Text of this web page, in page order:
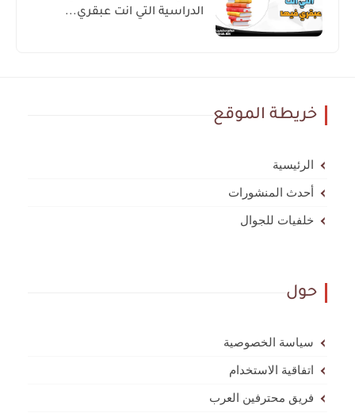
الدراسية التي انت عبقري...
خريطة الموقع
الرئيسية
أحدث المنشورات
خلفيات للجوال
حول
سياسة الخصوصية
اتفاقية الاستخدام
فريق محترفين العرب